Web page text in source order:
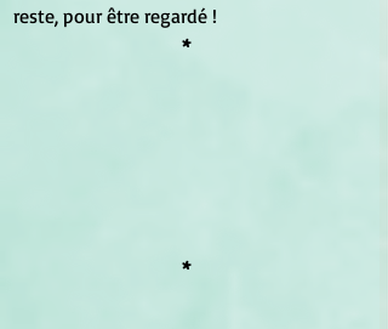
reste, pour être regardé !
*
*